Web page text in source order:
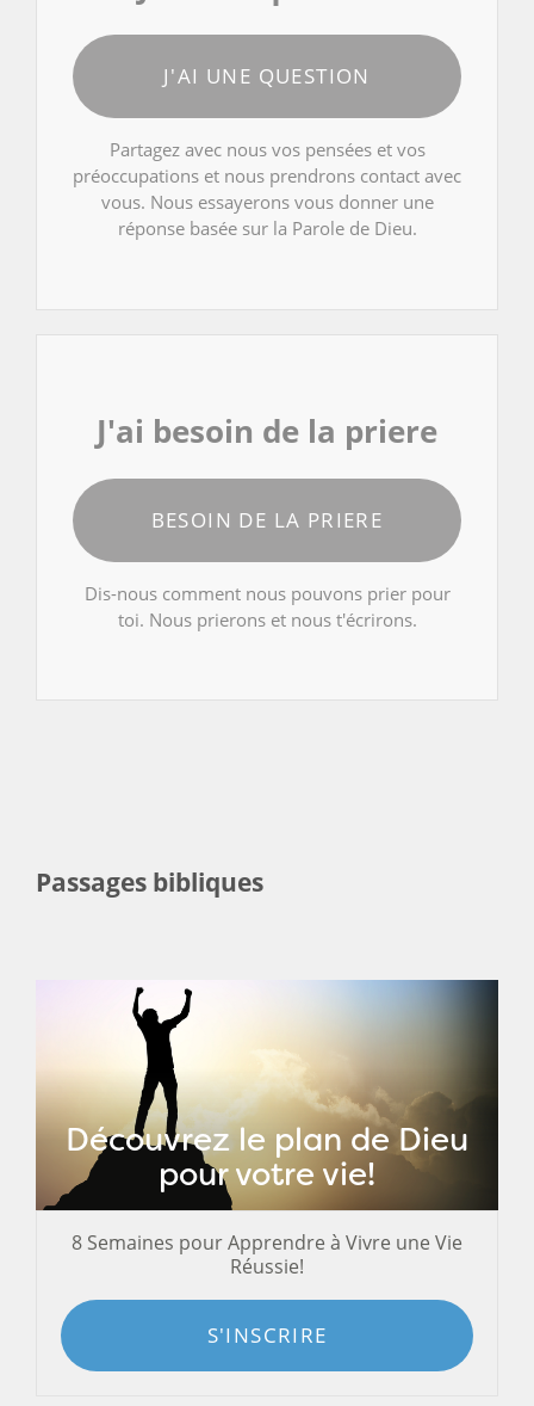
J'AI UNE QUESTION
Partagez avec nous vos pensées et vos
préoccupations et nous prendrons contact avec
vous. Nous essayerons vous donner une
réponse basée sur la Parole de Dieu.
J'ai besoin de la priere
BESOIN DE LA PRIERE
Dis-nous comment nous pouvons prier pour
toi. Nous prierons et nous t'écrirons.
Passages bibliques
Découvrez le plan de Dieu
pour votre vie!
8 Semaines pour Apprendre à Vivre une Vie
Réussie!
S'INSCRIRE